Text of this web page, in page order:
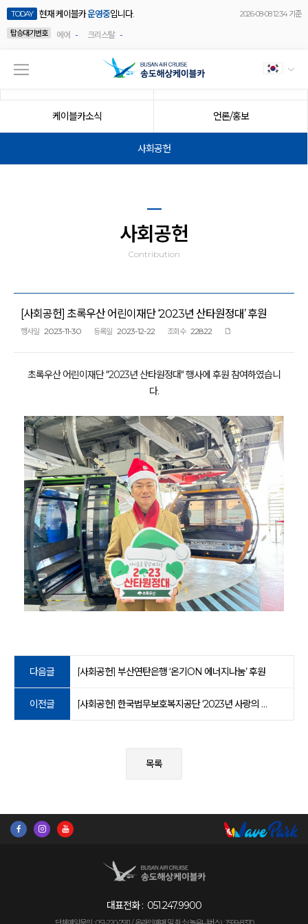
TODAY 현재 케이블카운영중입니다.
2026-08-08 12:34 기준
탑승대기번호
에어 - 크리스탈 -
케이블카소식 언론/홍보
사회공헌
사회공헌
Contribution
[사회공헌] 초록우산 어린이재단 ‘2023년 산타원정대’ 후원
행사일 2023-11-30 등록일 2023-12-22 조회수 22822
초록우산 어린이재단 "2023년 산타원정대" 행사에 후원 참여하였습니
다.
다음글 [사회공헌] 부산연탄은행 ‘온기ON 에너지나눔’ 후원
이전글 [사회공헌] 한국법무보호복지공단 ‘2023년 사랑의 쌀독’ 후원
목록
대표전화 : 051.247.9900